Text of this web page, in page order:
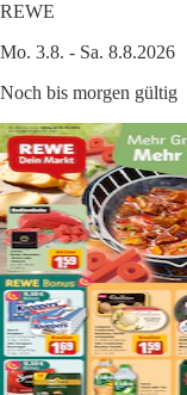
REWE
Mo. 3.8. - Sa. 8.8.2026
Noch bis morgen gültig